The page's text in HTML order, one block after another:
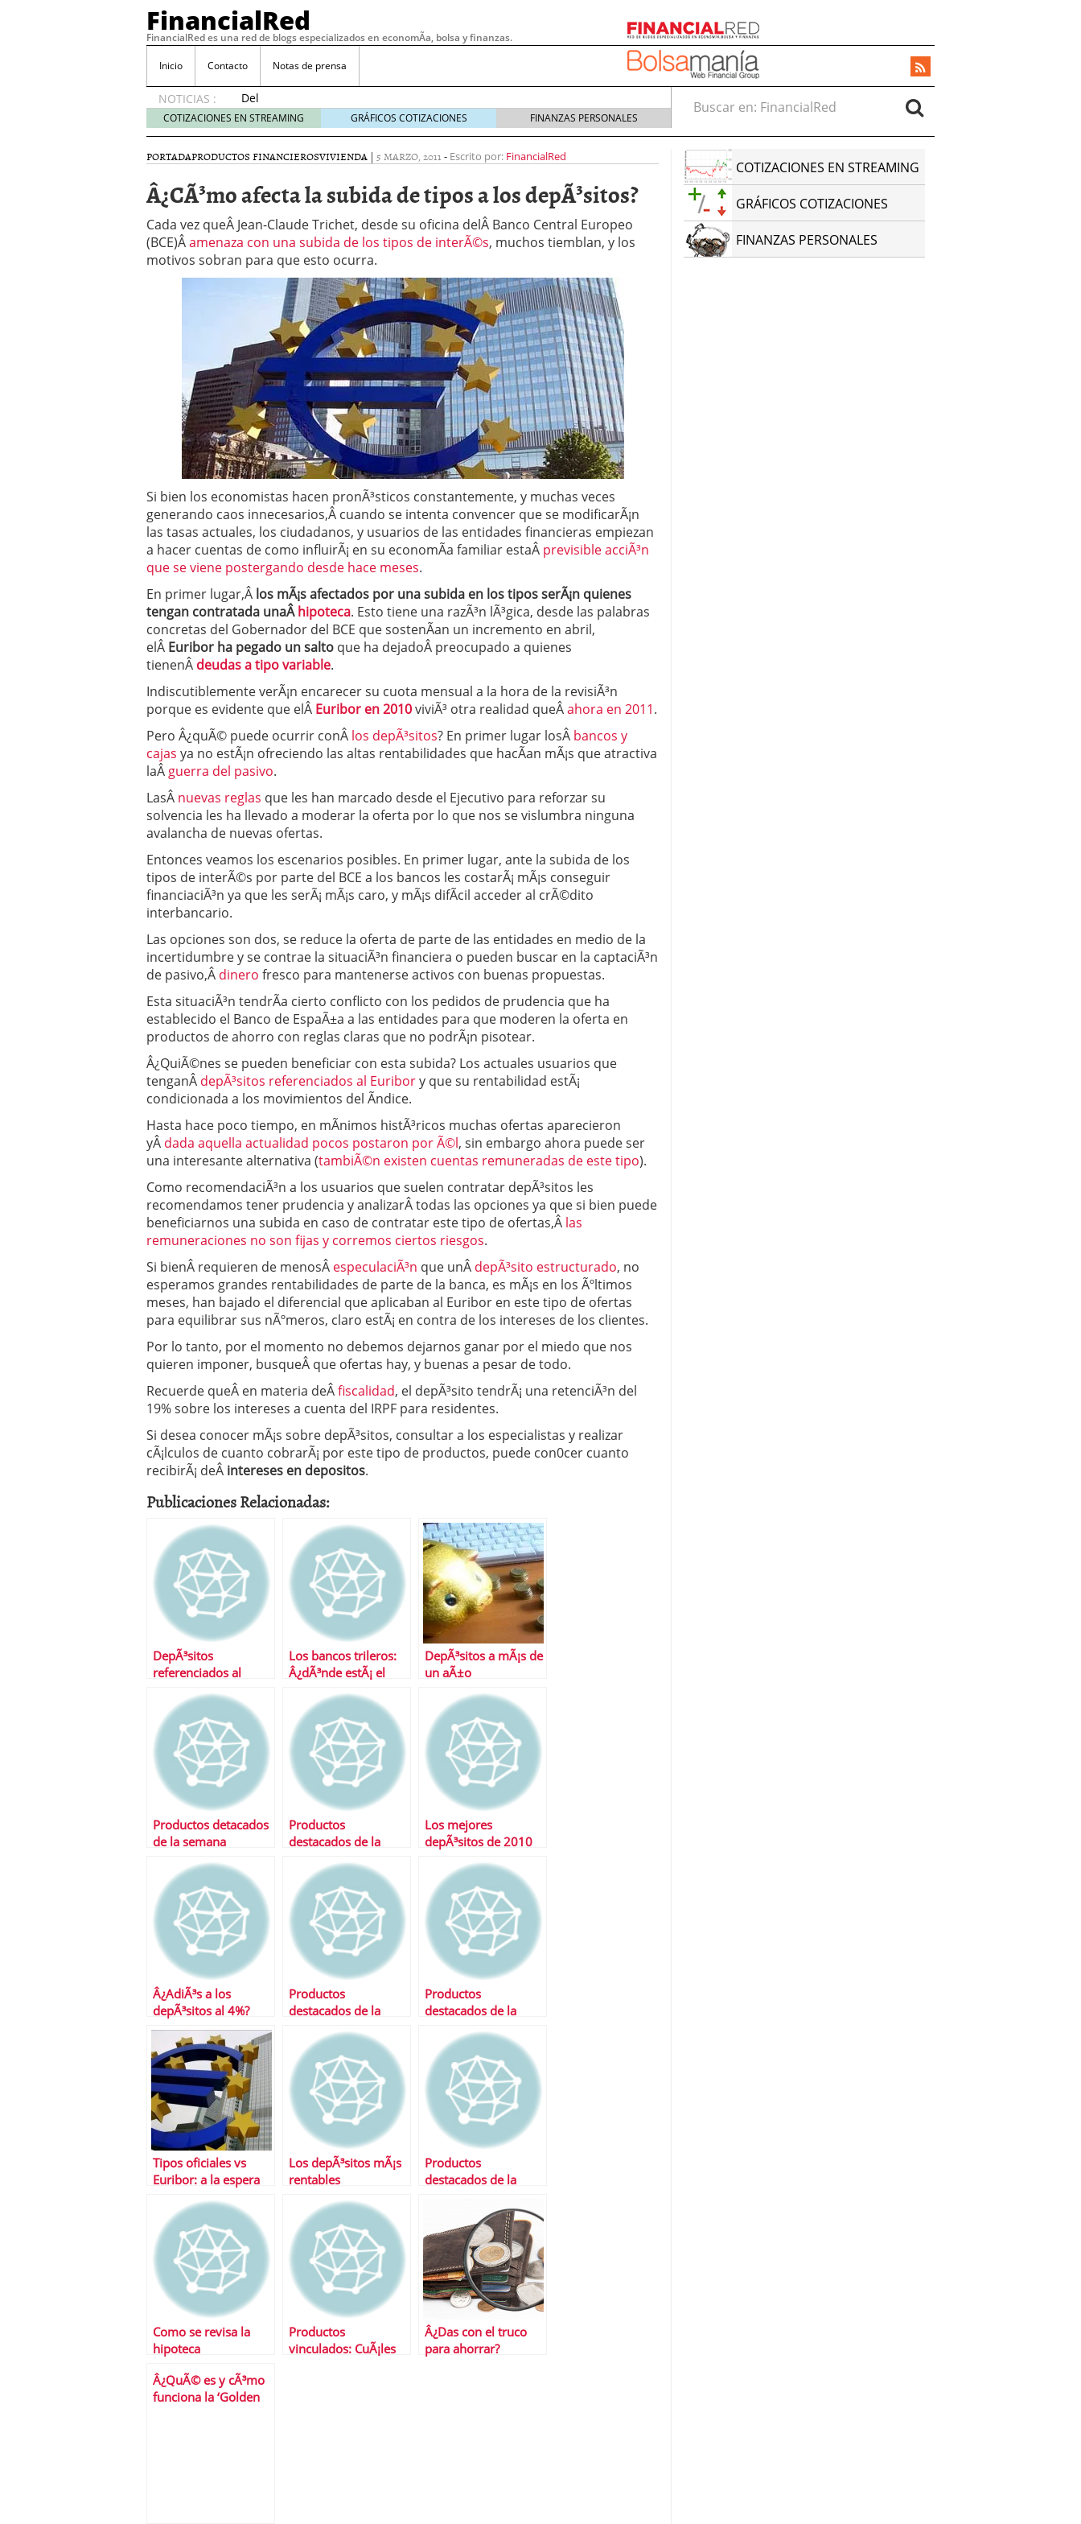
FinancialRed
FinancialRed es una red de blogs especializados en economÃ­a, bolsa y finanzas.
Inicio Contacto Notas de prensa
NOTICIAS :
Del
depósito
a la
cómo
cambiando
gestión
del
ahorro
en
05/08/2026
Seguros de convenio en pymes: la obligación que muchas empresas
descubren cuando ya es demasiado tarde 20/07/2026
ReseÃ±a de SIFX: Lo Que Deben Saber los Traders Mexicanos Antes de
Operar 29/06/2026
Crear empresa online vs proceso tradicional: ventajas reales para pymes
29/05/2026
CÃ³mo afrontar una baja mÃ©dica cuando trabajas por cuenta propia
26/05/2026
COTIZACIONES EN STREAMING GRÁFICOS COTIZACIONES FINANZAS PERSONALES
Buscar en:
PORTADAPRODUCTOS FINANCIEROSVIVIENDA | 5 MARZO, 2011 - Escrito por: FinancialRed
Â¿CÃ³mo afecta la subida de tipos a los depÃ³sitos?
Cada vez queÂ Jean-Claude Trichet, desde su oficina delÂ Banco Central Europeo
(BCE)Âamenaza con una subida de los tipos de interÃ©s, muchos tiemblan, y los
motivos sobran para que esto ocurra.
Si bien los economistas hacen pronÃ³sticos constantemente, y muchas veces
generando caos innecesarios,Â cuando se intenta convencer que se modificarÃ¡n
las tasas actuales, los ciudadanos, y usuarios de las entidades financieras empiezan
a hacer cuentas de como influirÃ¡ en su economÃ­a familiar estaÂ previsible acciÃ³n
que se viene postergando desde hace meses.
En primer lugar,Â los mÃ¡s afectados por una subida en los tipos serÃ¡n quienes
tengan contratada unaÂhipoteca. Esto tiene una razÃ³n lÃ³gica, desde las palabras
concretas del Gobernador del BCE que sostenÃ­an un incremento en abril,
elÂ Euribor ha pegado un salto que ha dejadoÂ preocupado a quienes
tienenÂ deudas a tipo variable.
Indiscutiblemente verÃ¡n encarecer su cuota mensual a la hora de la revisiÃ³n
porque es evidente que elÂ Euribor en 2010viviÃ³ otra realidad queÂahora en 2011.
Pero Â¿quÃ© puede ocurrir conÂ los depÃ³sitos? En primer lugar losÂ bancos y
cajas ya no estÃ¡n ofreciendo las altas rentabilidades que hacÃ­an mÃ¡s que atractiva
laÂ guerra del pasivo.
LasÂ nuevas reglas que les han marcado desde el Ejecutivo para reforzar su
solvencia les ha llevado a moderar la oferta por lo que nos se vislumbra ninguna
avalancha de nuevas ofertas.
Entonces veamos los escenarios posibles. En primer lugar, ante la subida de los
tipos de interÃ©s por parte del BCE a los bancos les costarÃ¡ mÃ¡s conseguir
financiaciÃ³n ya que les serÃ¡ mÃ¡s caro, y mÃ¡s difÃ­cil acceder al crÃ©dito
interbancario.
Las opciones son dos, se reduce la oferta de parte de las entidades en medio de la
incertidumbre y se contrae la situaciÃ³n financiera o pueden buscar en la captaciÃ³n
de pasivo,Â dinero fresco para mantenerse activos con buenas propuestas.
Esta situaciÃ³n tendrÃ­a cierto conflicto con los pedidos de prudencia que ha
establecido el Banco de EspaÃ±a a las entidades para que moderen la oferta en
productos de ahorro con reglas claras que no podrÃ¡n pisotear.
Â¿QuiÃ©nes se pueden beneficiar con esta subida? Los actuales usuarios que
tenganÂ depÃ³sitos referenciados al Euribory que su rentabilidad estÃ¡
condicionada a los movimientos del Ã­ndice.
Hasta hace poco tiempo, en mÃ­nimos histÃ³ricos muchas ofertas aparecieron
yÂ dada aquella actualidad pocos postaron por Ã©l, sin embargo ahora puede ser
una interesante alternativa (tambiÃ©n existen cuentas remuneradas de este tipo).
Como recomendaciÃ³n a los usuarios que suelen contratar depÃ³sitos les
recomendamos tener prudencia y analizarÂ todas las opciones ya que si bien puede
beneficiarnos una subida en caso de contratar este tipo de ofertas,Â las
remuneraciones no son fijas y corremos ciertos riesgos.
Si bienÂ requieren de menosÂ especulaciÃ³n que unÂ depÃ³sito estructurado, no
esperamos grandes rentabilidades de parte de la banca, es mÃ¡s en los Ãºltimos
meses, han bajado el diferencial que aplicaban al Euribor en este tipo de ofertas
para equilibrar sus nÃºmeros, claro estÃ¡ en contra de los intereses de los clientes.
Por lo tanto, por el momento no debemos dejarnos ganar por el miedo que nos
quieren imponer, busqueÂ que ofertas hay, y buenas a pesar de todo.
Recuerde queÂ en materia deÂfiscalidad, el depÃ³sito tendrÃ¡ una retenciÃ³n del
19% sobre los intereses a cuenta del IRPF para residentes.
Si desea conocer mÃ¡s sobre depÃ³sitos, consultar a los especialistas y realizar
cÃ¡lculos de cuanto cobrarÃ¡ por este tipo de productos, puede con0cer cuanto
recibirÃ¡ deÂ intereses en depositos.
Publicaciones Relacionadas:
DepÃ³sitos
referenciados al
idea?
Los bancos trileros:
Â¿dÃ³nde estÃ¡ el
DepÃ³sitos a mÃ¡s de
un aÃ±o
Productos detacados
de la semana
Productos
destacados de la
Los mejores
depÃ³sitos de 2010
Â¿AdiÃ³s a los
depÃ³sitos al 4%?
Productos
destacados de la
Productos
destacados de la
Tipos oficiales vs
Euribor: a la espera
Los depÃ³sitos mÃ¡s
rentables
Productos
destacados de la
Como se revisa la
hipoteca
Productos
vinculados: CuÃ¡les
Â¿Das con el truco
para ahorrar?
Â¿QuÃ© es y cÃ³mo
funciona la ‘Golden
COTIZACIONES EN STREAMING
GRÁFICOS COTIZACIONES
FINANZAS PERSONALES